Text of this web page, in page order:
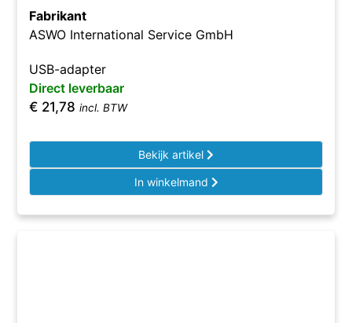
Fabrikant
ASWO International Service GmbH
USB-adapter
Direct leverbaar
€ 21,78 incl. BTW
Bekijk artikel
In winkelmand